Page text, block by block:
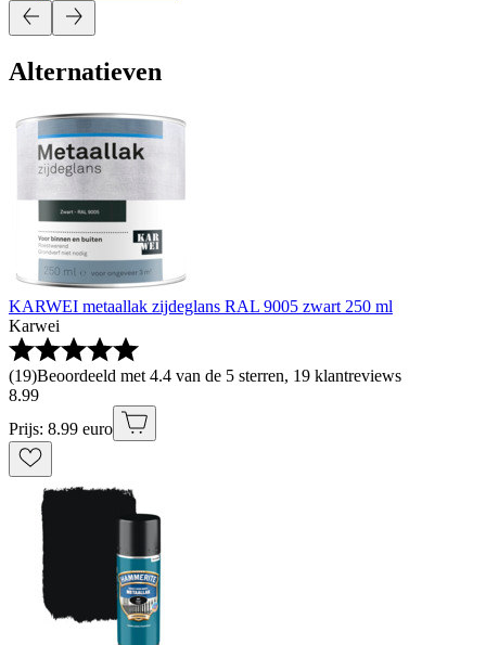
Alternatieven
KARWEI metaallak zijdeglans RAL 9005 zwart 250 ml
Karwei
(19)Beoordeeld met 4.4 van de 5 sterren, 19 klantreviews
8.99
Prijs: 8.99 euro